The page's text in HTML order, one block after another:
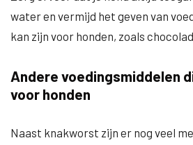
water en vermijd het geven van
kan zijn voor honden, zoals
Andere voedingsmiddelen
voor honden
Naast knakworst zijn er nog veel